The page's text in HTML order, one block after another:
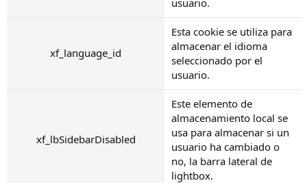
xf_language_id
Esta cookie se utiliza para
almacenar el idioma
seleccionado por el
usuario.
xf_lbSidebarDisabled
Este elemento de
almacenamiento local se
usa para almacenar si un
usuario ha cambiado o
no, la barra lateral de
lightbox.